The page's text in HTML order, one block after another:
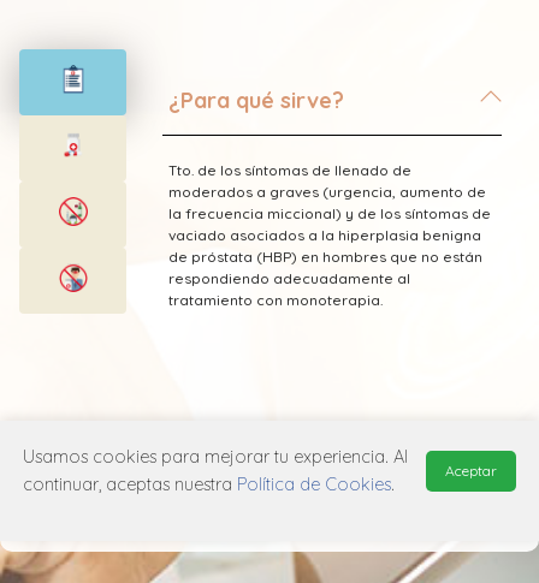
¿Para qué sirve?
Tto. de los síntomas de llenado de
moderados a graves (urgencia, aumento de
la frecuencia miccional) y de los síntomas de
vaciado asociados a la hiperplasia benigna
de próstata (HBP) en hombres que no están
respondiendo adecuadamente al
tratamiento con monoterapia.
Adium publicada en el Vademecum
Farmacéutico Edifarm (ISBN: 9798281009201)
Usamos cookies para mejorar tu experiencia. Al
continuar, aceptas nuestra Política de Cookies.
Aceptar